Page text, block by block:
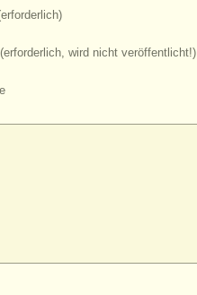
wird nicht veröffentlicht!)